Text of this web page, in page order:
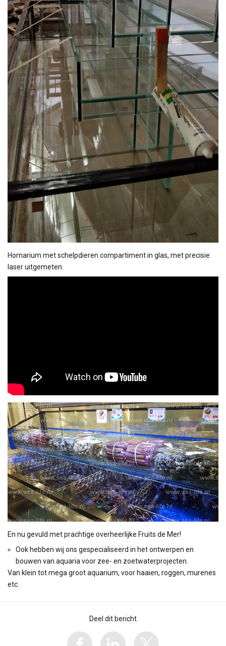
Homarium met schelpdieren compartiment in glas, met precisie
laser uitgemeten.
En nu gevuld met prachtige overheerlijke Fruits de Mer!
Ook hebben wij ons gespecialiseerd in het ontwerpen en
bouwen van aquaria voor zee- en zoetwaterprojecten.
Van klein tot mega groot aquarium, voor haaien, roggen, murenes
etc.
Deel dit bericht